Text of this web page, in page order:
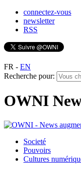
connectez-vous
newsletter
RSS
FR - EN
Recherche pour:
OWNI
Societé
Pouvoirs
Cultures